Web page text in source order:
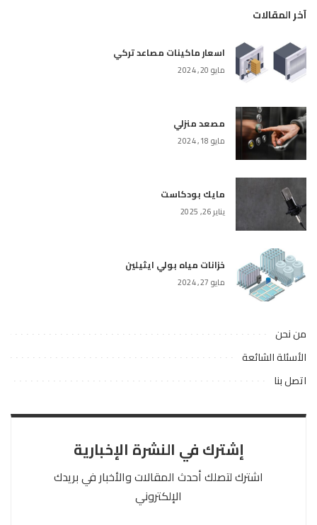
آخر المقالات
اسعار ماكينات مصاعد تركي
مايو 20, 2024
مصعد منزلي
مايو 18, 2024
مايك بودكاست
يناير 26, 2025
خزانات مياه بولي ايثيلين
مايو 27, 2024
من نحن
الأسئلة الشائعة
اتصل بنا
إشترك في النشرة الإخبارية
اشترك لتصلك أحدث المقالات والأخبار في بريدك
الإلكتروني